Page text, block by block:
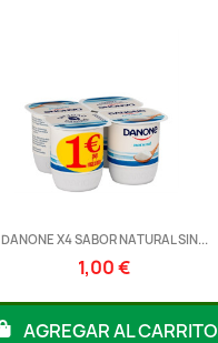
DANONE X4 SABOR NATURAL SIN...
1,00 €
AGREGAR AL CARRITO